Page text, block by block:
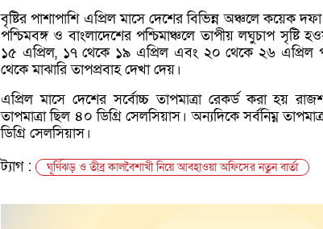
বৃষ্টির পাশাপাশি এপ্রিল মাসে দেশের বিভিন্ন অঞ্চলে কয়েক
পশ্চিমবঙ্গ ও বাংলাদেশের পশ্চিমাঞ্চলে তাপীয় লঘুচাপ সৃষ্টি
১৫ এপ্রিল, ১৭ থেকে ১৯ এপ্রিল এবং ২০ থেকে ২৬ এপ্রিল
থেকে মাঝারি তাপপ্রবাহ দেখা দেয়।
এপ্রিল মাসে দেশের সর্বোচ্চ তাপমাত্রা রেকর্ড করা হয়
তাপমাত্রা ছিল ৪০ ডিগ্রি সেলসিয়াস। অন্যদিকে সর্বনিম্ন
ডিগ্রি সেলসিয়াস।
ট্যাগ :
ঘূর্ণিঝড় ও তীব্র কালবৈশাখী নিয়ে আবহাওয়া অফিসের নতুন বার্তা